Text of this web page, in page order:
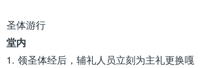
圣体游行
堂内
1. 领圣体经后，辅礼人员立刻为主礼更换嘎